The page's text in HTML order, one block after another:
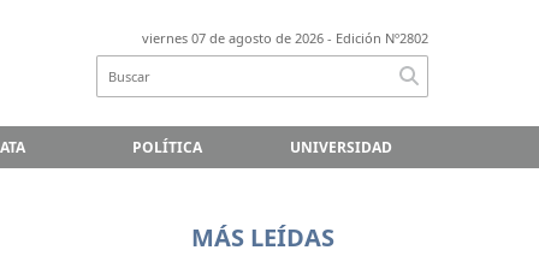
viernes 07 de agosto de 2026 - Edición Nº2802
POLÍTICA UNIVERSIDAD
MÁS LEÍDAS